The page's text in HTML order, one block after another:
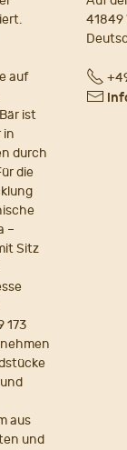
auf
ist
in
durch
die
–
Sitz
173
aus
und
41849
Fon
E-